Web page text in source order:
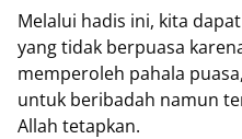
Melalui hadis ini, kita
yang tidak berpuasa
memperoleh pahala
untuk beribadah namun
Allah tetapkan.